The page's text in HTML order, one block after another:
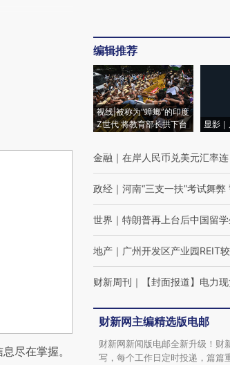
尽在掌握。
编辑推荐
视线|被称为“蟑螂”的印度
Z世代 将教育部长拱下台
显影
金融 ｜ 在岸人民币兑美元汇率
政经 ｜ 河南“三支一扶”考试舞弊
世界 ｜ 特朗普再上台后中国留
地产 ｜ 广州开发区产业园REIT
财新周刊 ｜ 【封面报道】电力
财新网主编精选版电邮
财新网新闻版电邮全新升级！财
写，每个工作日定时投递，篇篇